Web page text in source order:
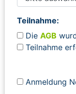
Teilnahme:
Die AGB
Teilnahme
Anmeldung